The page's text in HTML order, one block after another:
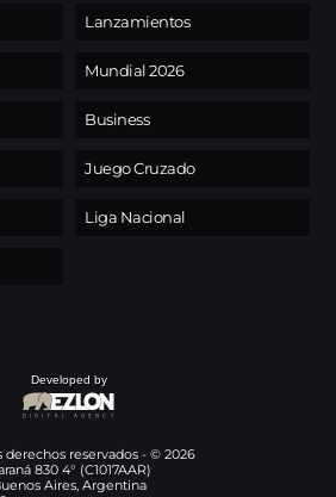
Lanzamientos
Mundial 2026
Business
Juego Cruzado
Liga Nacional
Developed by
derechos reservados - © 2026
830 4° (C1017AAR)
Aires, Argentina